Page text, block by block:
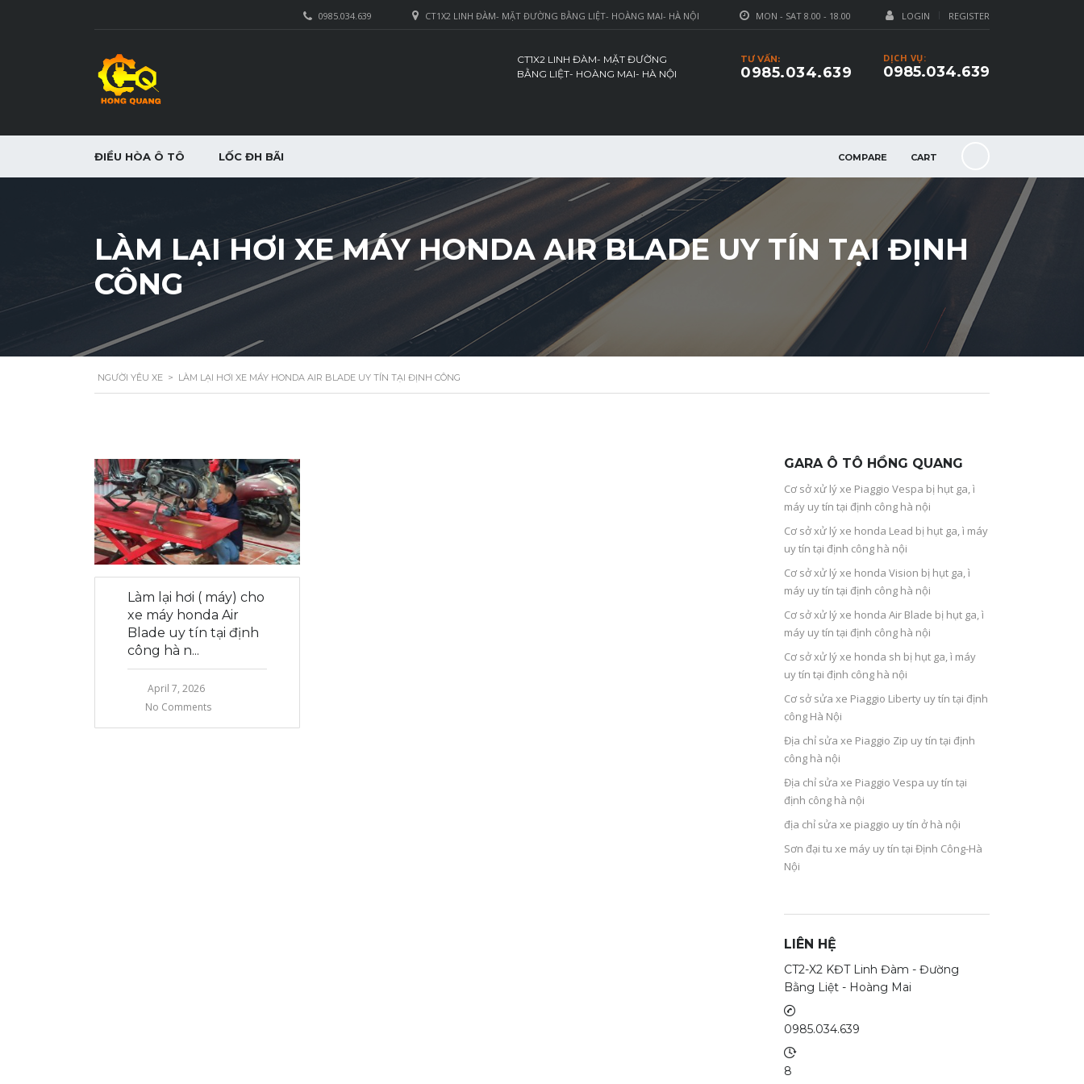
LOGIN REGISTER
MON - SAT 8.00 - 18.00
CT1X2 LINH ĐÀM- MẶT ĐƯỜNG BẰNG LIỆT- HOÀNG MAI- HÀ NỘI
0985.034.639
DỊCH VỤ:
0985.034.639
TƯ VẤN:
0985.034.639
CT1X2 LINH ĐÀM- MẶT ĐƯỜNG
BẰNG LIỆT- HOÀNG MAI- HÀ NỘI
COMPARE CART
ĐIỀU HÒA Ô TÔ LỐC ĐH BÃI
LÀM LẠI HƠI XE MÁY HONDA AIR BLADE UY TÍN TẠI ĐỊNH
CÔNG
NGƯỜI YÊU XE > LÀM LẠI HƠI XE MÁY HONDA AIR BLADE UY TÍN TẠI ĐỊNH CÔNG
Làm lại hơi ( máy) cho
xe máy honda Air
Blade uy tín tại định
công hà n...
April 7, 2026
No Comments
GARA Ô TÔ HỒNG QUANG
Cơ sở xử lý xe Piaggio Vespa bị hụt ga, ì
máy uy tín tại định công hà nội
Cơ sở xử lý xe honda Lead bị hụt ga, ì máy
uy tín tại định công hà nội
Cơ sở xử lý xe honda Vision bị hụt ga, ì
máy uy tín tại định công hà nội
Cơ sở xử lý xe honda Air Blade bị hụt ga, ì
máy uy tín tại định công hà nội
Cơ sở xử lý xe honda sh bị hụt ga, ì máy
uy tín tại định công hà nội
Cơ sở sửa xe Piaggio Liberty uy tín tại định
công Hà Nội
Địa chỉ sửa xe Piaggio Zip uy tín tại định
công hà nội
Địa chỉ sửa xe Piaggio Vespa uy tín tại
định công hà nội
địa chỉ sửa xe piaggio uy tín ở hà nội
Sơn đại tu xe máy uy tín tại Định Công-Hà
Nội
LIÊN HỆ
CT2-X2 KĐT Linh Đàm - Đường
Bằng Liệt - Hoàng Mai
0985.034.639
8